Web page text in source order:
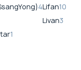
4
1
Lifan10
Livan3